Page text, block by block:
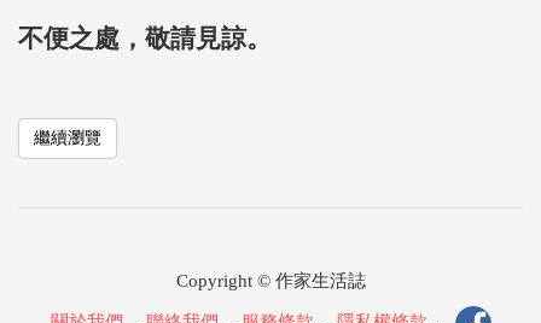
不便之處，敬請見諒。
繼續瀏覽
Copyright © 作家生活誌